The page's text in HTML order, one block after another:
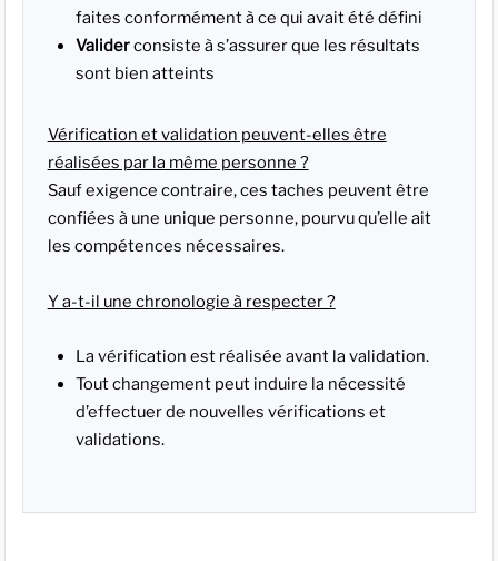
faites conformément à ce qui avait été défini
Validerconsiste à s’assurer que les résultats
sont bien atteints
Vérification et validation peuvent-elles être
réalisées par la même personne ?
Sauf exigence contraire, ces taches peuvent être
confiées à une unique personne, pourvu qu’elle ait
les compétences nécessaires.
Y a-t-il une chronologie à respecter ?
La vérification est réalisée avant la validation.
Tout changement peut induire la nécessité
d’effectuer de nouvelles vérifications et
validations.